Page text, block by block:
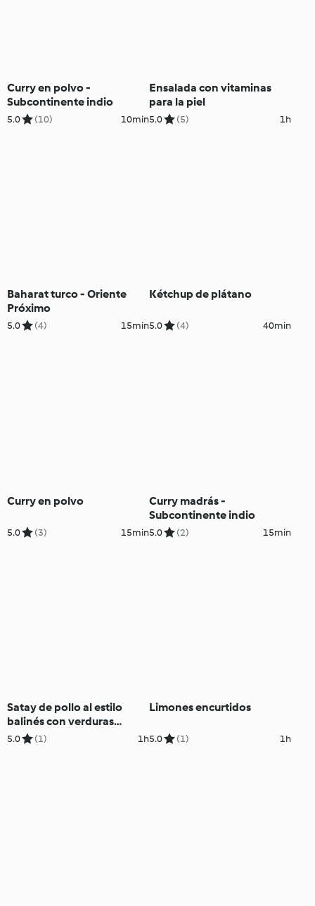
Curry en polvo -
Subcontinente indio
5.0 (10) 10min
Ensalada con vitaminas
para la piel
5.0 (5) 1h
Baharat turco - Oriente
Próximo
5.0 (4) 15min
Kétchup de plátano
5.0 (4) 40min
Curry en polvo
5.0 (3) 15min
Curry madrás -
Subcontinente indio
5.0 (2) 15min
Satay de pollo al estilo
balinés con verduras
encurtidas
5.0 (1) 1h
Limones encurtidos
5.0 (1) 1h